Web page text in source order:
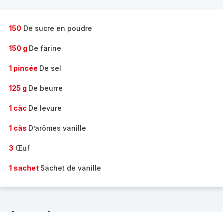
150 De sucre en poudre
150 g De farine
1 pincée De sel
125 g De beurre
1 càc De levure
1 càs D’arômes vanille
3 Œuf
1 sachet Sachet de vanille